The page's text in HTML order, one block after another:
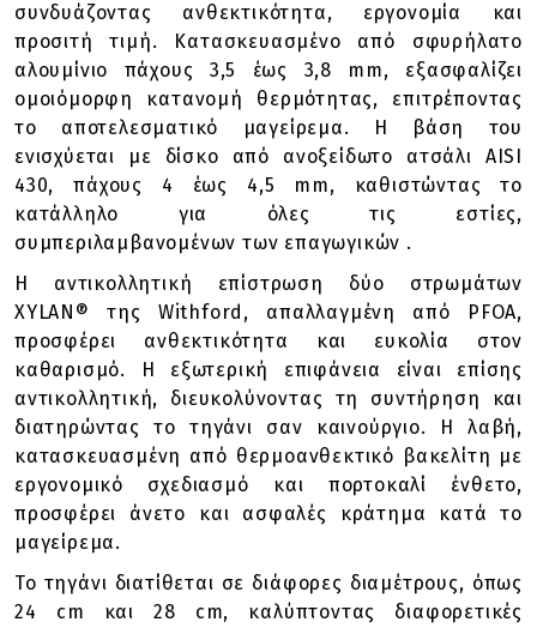
συνδυάζοντας ανθεκτικότητα, εργονομία και
προσιτή τιμή. Κατασκευασμένο από σφυρήλατο
αλουμίνιο πάχους 3,5 έως 3,8 mm, εξασφαλίζει
ομοιόμορφη κατανομή θερμότητας, επιτρέποντας
το αποτελεσματικό μαγείρεμα. Η βάση του
ενισχύεται με δίσκο από ανοξείδωτο ατσάλι AISI
430, πάχους 4 έως 4,5 mm, καθιστώντας το
κατάλληλο για όλες τις εστίες,
συμπεριλαμβανομένων των επαγωγικών .
Η αντικολλητική επίστρωση δύο στρωμάτων
XYLAN® της Withford, απαλλαγμένη από PFOA,
προσφέρει ανθεκτικότητα και ευκολία στον
καθαρισμό. Η εξωτερική επιφάνεια είναι επίσης
αντικολλητική, διευκολύνοντας τη συντήρηση και
διατηρώντας το τηγάνι σαν καινούργιο. Η λαβή,
κατασκευασμένη από θερμοανθεκτικό βακελίτη με
εργονομικό σχεδιασμό και πορτοκαλί ένθετο,
προσφέρει άνετο και ασφαλές κράτημα κατά το
μαγείρεμα.
Το τηγάνι διατίθεται σε διάφορες διαμέτρους, όπως
24 cm και 28 cm, καλύπτοντας διαφορετικές